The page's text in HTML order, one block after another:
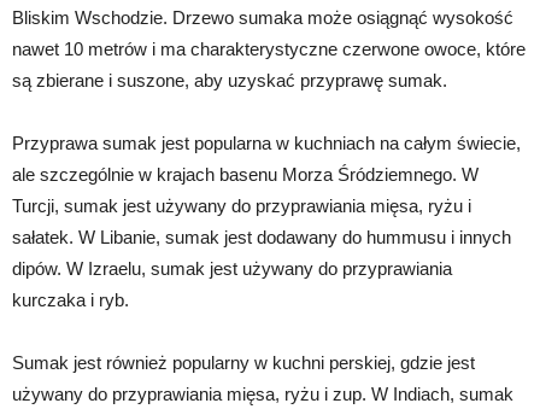
Bliskim Wschodzie. Drzewo sumaka może osiągnąć wysokość
nawet 10 metrów i ma charakterystyczne czerwone owoce, które
są zbierane i suszone, aby uzyskać przyprawę sumak.
Przyprawa sumak jest popularna w kuchniach na całym świecie,
ale szczególnie w krajach basenu Morza Śródziemnego. W
Turcji, sumak jest używany do przyprawiania mięsa, ryżu i
sałatek. W Libanie, sumak jest dodawany do hummusu i innych
dipów. W Izraelu, sumak jest używany do przyprawiania
kurczaka i ryb.
Sumak jest również popularny w kuchni perskiej, gdzie jest
używany do przyprawiania mięsa, ryżu i zup. W Indiach, sumak